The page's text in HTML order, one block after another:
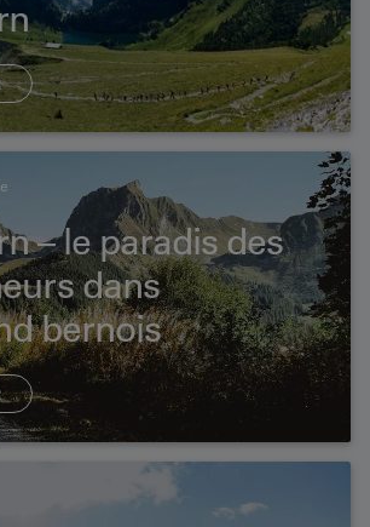
– le paradis des
dans
bernois